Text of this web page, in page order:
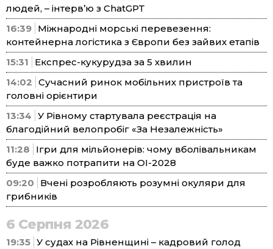
людей, – інтерв’ю з ChatGPT
16:39 Міжнародні морські перевезення:
контейнерна логістика з Європи без зайвих етапів
15:31
Експрес-кукурудза за 5 хвилин
14:02 Сучасний ринок мобільних пристроїв та
головні орієнтири
13:34 У Рівному стартувала реєстрація на
благодійний велопробіг «За Незалежність»
11:28
Ігри для мільйонерів: чому вболівальникам
буде важко потрапити на ОІ-2028
09:20
Вчені розробляють розумні окуляри для
грибників
6 Серпня 2026
19:35 У судах на Рівненщині – кадровий голод